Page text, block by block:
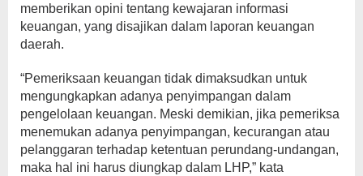
memberikan opini tentang kewajaran informasi
keuangan, yang disajikan dalam laporan keuangan
daerah.
“Pemeriksaan keuangan tidak dimaksudkan untuk
mengungkapkan adanya penyimpangan dalam
pengelolaan keuangan. Meski demikian, jika pemeriksa
menemukan adanya penyimpangan, kecurangan atau
pelanggaran terhadap ketentuan perundang-undangan,
maka hal ini harus diungkap dalam LHP,” kata